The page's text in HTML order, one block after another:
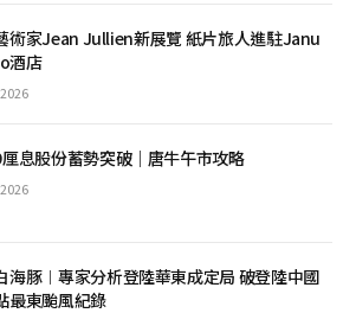
術家Jean Jullien新展覽 紙片旅人進駐Janu
酒店
息股份蓄勢突破｜唐牛午市攻略
海豚︱專家分析登陸華東成定局 破登陸中國
最東颱風紀錄